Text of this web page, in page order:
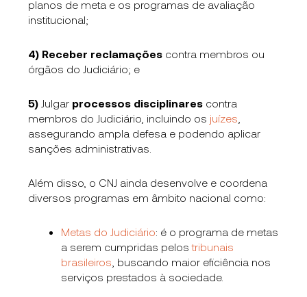
planos de meta e os programas de avaliação
institucional;
4) Receber reclamações contra membros ou
órgãos do Judiciário; e
5) Julgar processos disciplinares contra
membros do Judiciário, incluindo os juízes
assegurando ampla defesa e podendo aplicar
sanções administrativas.
Além disso, o CNJ ainda desenvolve e coordena
diversos programas em âmbito nacional como:
Metas do Judiciário: é o programa de metas
a serem cumpridas pelostribunais
brasileiros , buscando maior eficiência nos
serviços prestados à sociedade.